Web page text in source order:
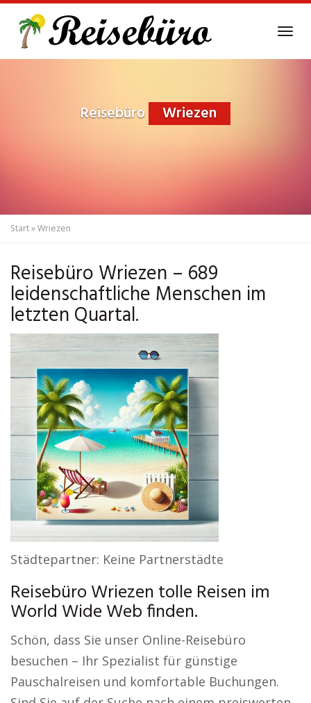
main
Reisebüro Wriezen
Start»Wriezen
Reisebüro Wriezen – 689
leidenschaftliche Menschen im
letzten Quartal.
Städtepartner: Keine Partnerstädte
Reisebüro Wriezen tolle Reisen im
World Wide Web finden.
Schön, dass Sie unser Online-Reisebüro
besuchen – Ihr Spezialist für günstige
Pauschalreisen und komfortable Buchungen.